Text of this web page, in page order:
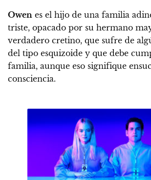
Owen es el hijo de una familia
triste, opacado por su hermano
verdadero cretino, que sufre de
del tipo esquizoide y que debe
familia, aunque eso signifique
consciencia.